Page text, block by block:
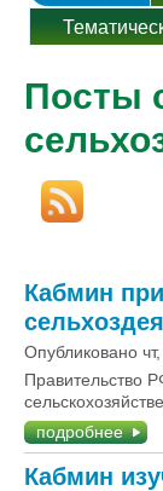
Посты
Кабмин
Опубликовано
Правительство
подробнее
Кабмин